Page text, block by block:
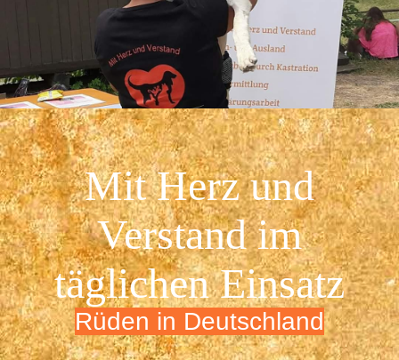
Mit Herz und
Verstand im
täglichen Einsatz
Rüden in Deutschland